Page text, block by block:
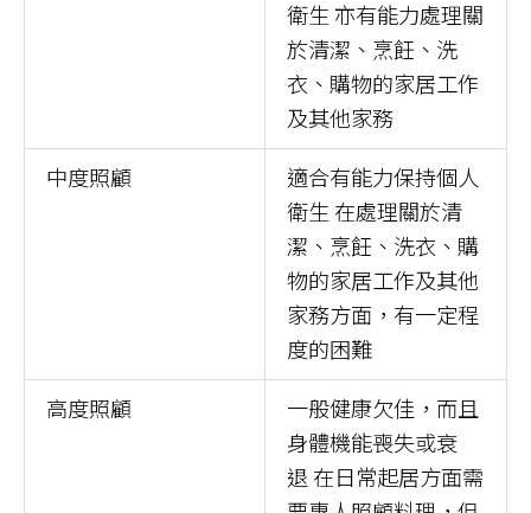
衛生 亦有能力處理關
於清潔、烹飪、洗
衣、購物的家居工作
及其他家務
中度照顧
適合有能力保持個人
衛生 在處理關於清
潔、烹飪、洗衣、購
物的家居工作及其他
家務方面，有一定程
度的困難
高度照顧
一般健康欠佳，而且
身體機能喪失或衰
退 在日常起居方面需